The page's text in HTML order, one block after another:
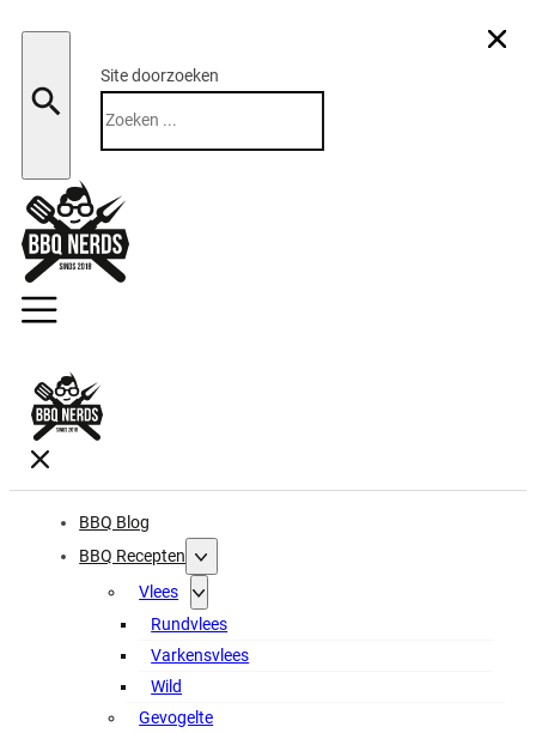
Site doorzoeken
BBQ Blog
BBQ Recepten
Vlees
Rundvlees
Varkensvlees
Wild
Gevogelte